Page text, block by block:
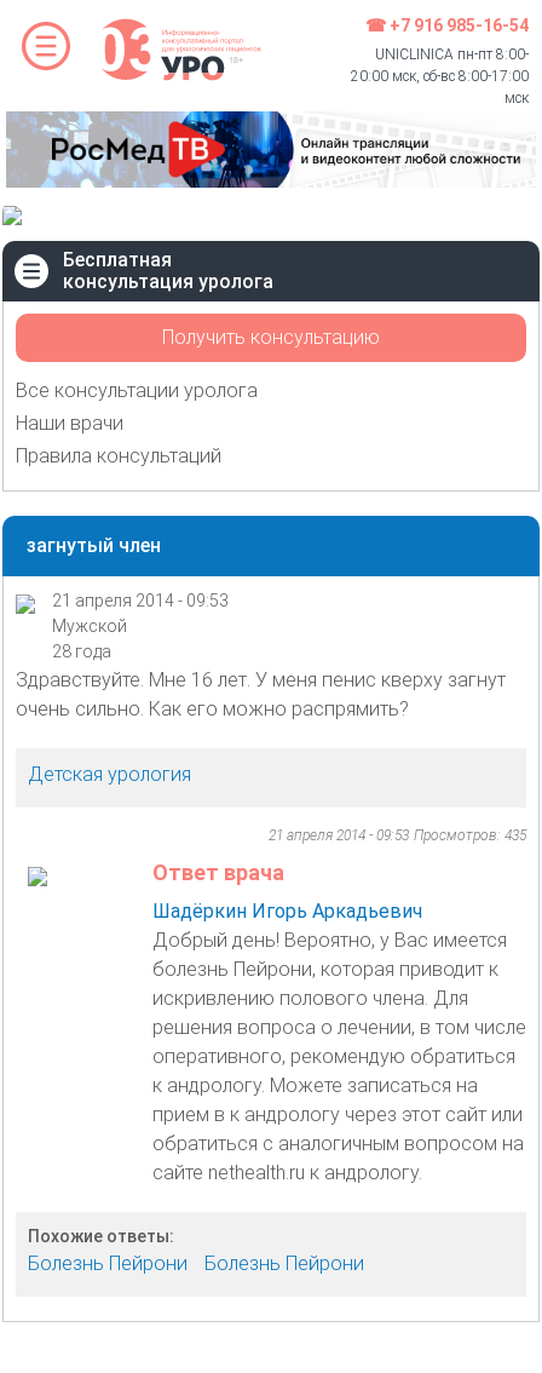
☎ +7 916 985-16-54
UNICLINICA пн-пт 8:00-
20:00 мск, сб-вс 8:00-17:00
мск
Бесплатная
консультация уролога
Получить консультацию
Все консультации уролога
Наши врачи
Правила консультаций
загнутый член
21 апреля 2014 - 09:53
Мужской
28 года
Здравствуйте. Мне 16 лет. У меня пенис кверху загнут
очень сильно. Как его можно распрямить?
Детская урология
21 апреля 2014 - 09:53 Просмотров: 435
Ответ врача
Шадёркин Игорь Аркадьевич
Добрый день! Вероятно, у Вас имеется
болезнь Пейрони, которая приводит к
искривлению полового члена. Для
решения вопроса о лечении, в том числе
оперативного, рекомендую обратиться
к андрологу. Можете записаться на
прием в к андрологу через этот сайт или
обратиться с аналогичным вопросом на
сайте nethealth.ru к андрологу.
Похожие ответы:
Болезнь Пейрони Болезнь Пейрони